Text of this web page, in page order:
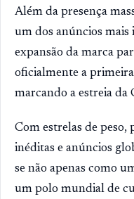
Além da presença
um dos anúncios
expansão da marca
oficialmente a
marcando a estreia da
Com estrelas de peso,
inéditas e anúncios
se não apenas como
um polo mundial de